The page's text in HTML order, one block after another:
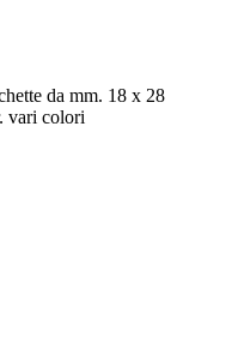
da mm. 18 x 28
vari colori